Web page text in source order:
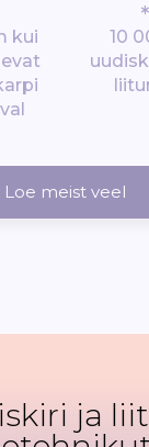
kui
*
10
Loe meist veel
ja